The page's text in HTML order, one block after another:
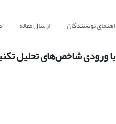
نویسندگان ارسال مقاله
ورودی شاخص‌های تحلیل